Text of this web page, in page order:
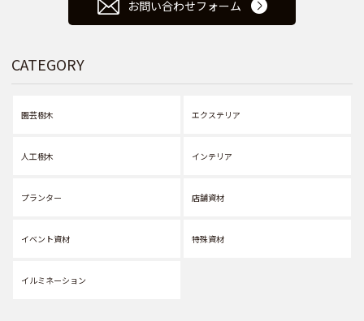
お問い合わせフォーム
CATEGORY
園芸樹木
人工樹木
プランター
イベント資材
イルミネーション
エクステリア
インテリア
店舗資材
特殊資材